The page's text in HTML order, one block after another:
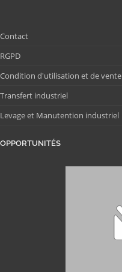
Contact
RGPD
Condition d'utilisation et de vente
Transfert industriel
Levage et Manutention industriel
OPPORTUNITÉS